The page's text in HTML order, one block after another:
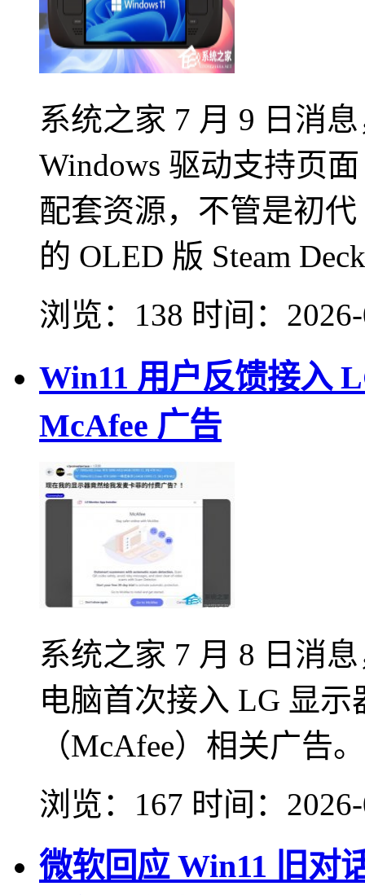
系统之家 7 月 9 日消
Windows 驱动支持页
配套资源，不管是初代
的 OLED 版 Steam
浏览：138 时间：
Win11 用户反馈接入
McAfee 广告
系统之家 7 月 8 日消
电脑首次接入 LG 显
（McAfee）相关广告。
浏览：167 时间：
微软回应 Win11 旧对